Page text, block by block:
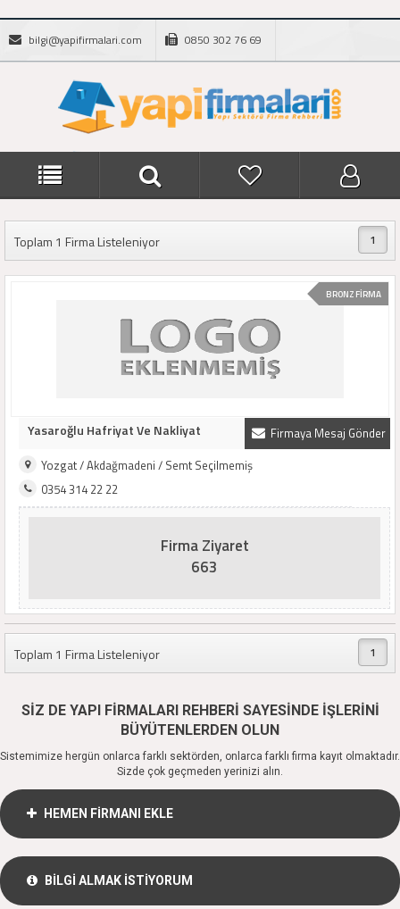
bilgi@yapifirmalari.com 0850 302 76 69
Toplam 1 Firma Listeleniyor 1
BRONZ FİRMA
Firmaya Mesaj Gönder
Yasaroğlu Hafriyat Ve Nakliyat
Yozgat / Akdağmadeni / Semt Seçilmemiş
0354 314 22 22
Firma Ziyaret
663
Toplam 1 Firma Listeleniyor 1
SİZ DE YAPI FİRMALARI REHBERİ SAYESİNDE İŞLERİNİ
BÜYÜTENLERDEN OLUN
Sistemimize hergün onlarca farklı sektörden, onlarca farklı firma kayıt olmaktadır.
Sizde çok geçmeden yerinizi alın.
HEMEN FİRMANI EKLE
BİLGİ ALMAK İSTİYORUM